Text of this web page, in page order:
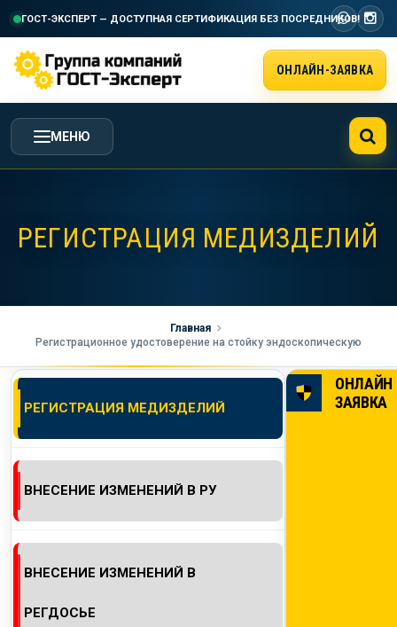
ГОСТ-ЭКСПЕРТ — ДОСТУПНАЯ СЕРТИФИКАЦИЯ БЕЗ ПОСРЕДНИКОВ!
ОНЛАЙН-ЗАЯВКА
МЕНЮ
УСЛУГИ ГК ГОСТ-ЭКСПЕРТ
СТОИМОСТЬ РАБОТ
НАША КОМПАНИЯ
КОНТАКТЫ
РЕГИСТРАЦИЯ МЕДИЗДЕЛИЙ
Главная
Регистрационное удостоверение на стойку эндоскопическую
РЕГИСТРАЦИЯ МЕДИЗДЕЛИЙ
ВНЕСЕНИЕ ИЗМЕНЕНИЙ В РУ
ВНЕСЕНИЕ ИЗМЕНЕНИЙ В
РЕГДОСЬЕ
ОНЛАЙН
ЗАЯВКА